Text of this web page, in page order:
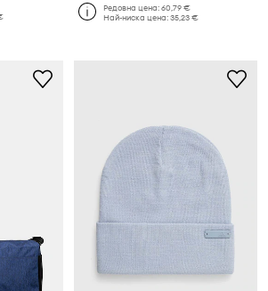
Редовна цена:60,79 €
Най-ниска цена:35,23 €